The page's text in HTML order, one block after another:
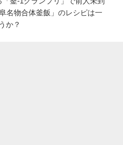
名物合体釜飯」のレシピは一
か？